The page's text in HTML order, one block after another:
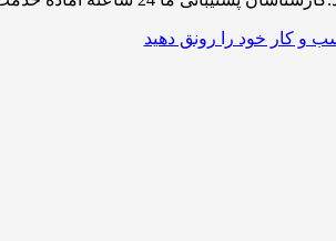
و کار خود را رونق دهید